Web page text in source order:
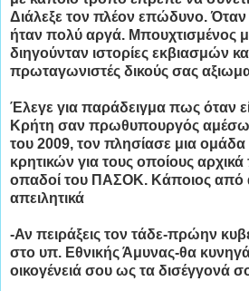
Διάλεξε τον πλέον επώδυνο. Όταν
ήταν πολύ αργά. Μπουχτισμένος
διηγούνταν ιστορίες εκβιασμών
πρωταγωνιστές δικούς σας
Έλεγε για παράδειγμα πως όταν
Κρήτη σαν πρωθυπουργός αμέσως
του 2009, τον πλησίασε μια
κρητικών για τους οποίους αρχικά
οπαδοί του ΠΑΣΟΚ. Κάποιος από
απειλητικά
-Αν πειράξεις τον τάδε-πρώην
στο υπ. Εθνικής Άμυνας-θα
οικογένειά σου ως τα δισέγγονά